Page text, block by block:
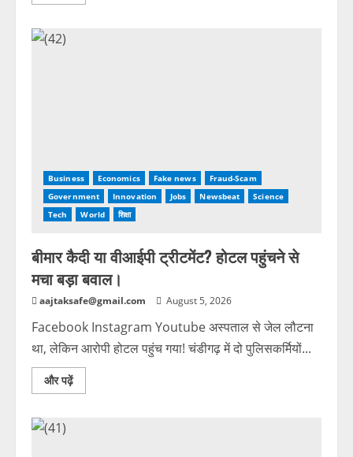
Business Economics Fake news
Fraud-Scam
Government
Innovation Jobs Newsbeat
Science
Tech
World शिक्षा
बीमार कैदी या वीआईपी ट्रीटमेंट? होटल पहुंचने से
मचा बड़ा बवाल।
aajtaksafe@gmail.com August 5, 2026
Facebook Instagram Youtube अस्पताल से जेल लौटना
था, लेकिन आरोपी होटल पहुंच गया! चंडीगढ़ में दो पुलिसकर्मियों...
और पढ़ें